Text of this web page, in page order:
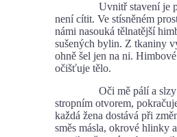
Uvnitř stavení je
není cítit. Ve stísněném
námi nasouká tělnatější
sušených bylin. Z tkaniny
ohně šel jen na ni.
očišťuje tělo.
Oči mě pálí a slzy
stropním otvorem,
každá žena dostává při
směs másla, okrové hlinky